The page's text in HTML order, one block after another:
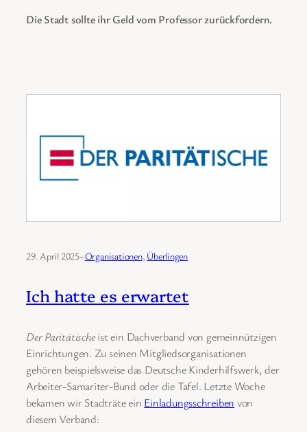
Die Stadt sollte ihr Geld vom Professor zurückfordern.
29. April 2025–Organisationen, Überlingen
Ich hatte es erwartet
Der Paritätischeist ein Dachverband von gemeinnützigen
Einrichtungen. Zu seinen Mitgliedsorganisationen
gehören beispielsweise das Deutsche Kinderhilfswerk, der
Arbeiter-Samariter-Bund oder die Tafel. Letzte Woche
bekamen wir Stadträte ein Einladungsschreiben von
diesem Verband: